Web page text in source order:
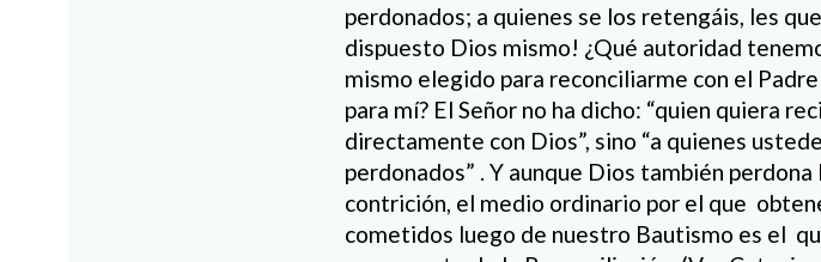
perdonados; a quienes se los retengáis, les
dispuesto Dios mismo! ¿Qué autoridad
mismo elegido para reconciliarme con el
para mí? El Señor no ha dicho: “quien quiera
directamente con Dios”, sino “a quienes
perdonados” . Y aunque Dios también
contrición, el medio ordinario por el que
cometidos luego de nuestro Bautismo es el